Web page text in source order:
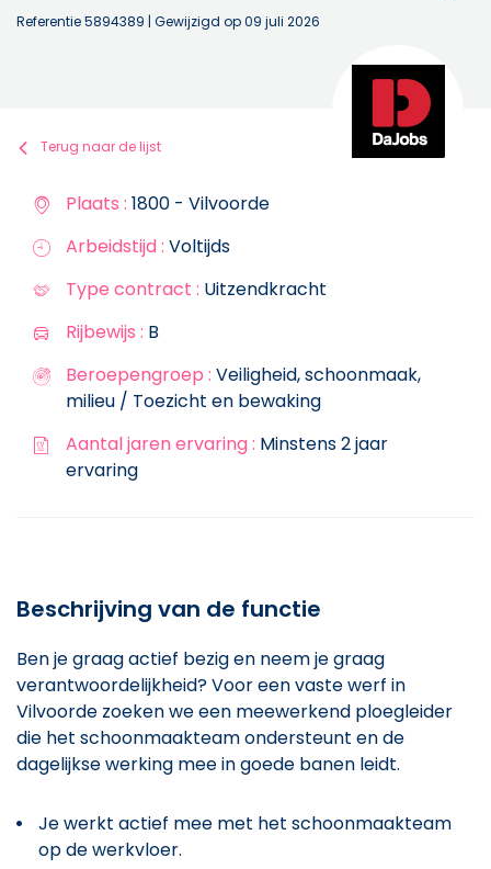
Referentie 5894389 | Gewijzigd op 09 juli 2026
Terug naar de lijst
Plaats : 1800 - Vilvoorde
Arbeidstijd : Voltijds
Type contract : Uitzendkracht
Rijbewijs : B
Beroepengroep : Veiligheid, schoonmaak,
milieu / Toezicht en bewaking
Aantal jaren ervaring : Minstens 2 jaar
ervaring
Beschrijving van de functie
Ben je graag actief bezig en neem je graag
verantwoordelijkheid? Voor een vaste werf in
Vilvoorde zoeken we een meewerkend ploegleider
die het schoonmaakteam ondersteunt en de
dagelijkse werking mee in goede banen leidt.
Je werkt actief mee met het schoonmaakteam
op de werkvloer.